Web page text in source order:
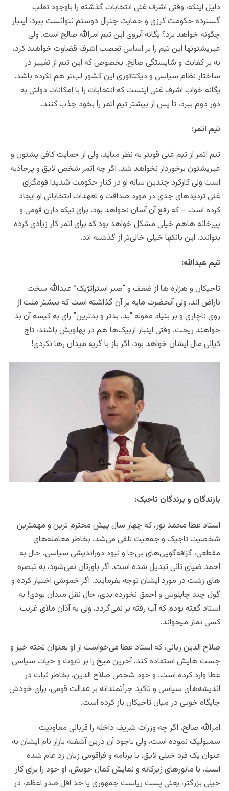
دلیل اینکه، وقتی اشرف غنی انتخابات گذشته را باوجود تقلب
گسترده حکومت کرزی و حمایت جنرال دوستم نتوانست ببرد، اینبار
چگونه خواهد برد؟ یگانه آبروی این تیم امرالله صالح است. ولی
غیرپشتونها این تیم را بر اساس تعصب اشرف قضاوت خواهند کرد،
نه بر کفایت و شایستگی صالح. بخصوص که این تیم از تغییر در
ساختار نظام سیاسی و دیکتاتوری این کشور لب‌تر هم نکرده باشد.
یگانه خواب اشرف غنی اینست که انتخابات را با امکانات دولتی به
دور دوم ببرد، تا پس از بیشتر تیم اتمر را بخود جذب کنند.
تیم اتمر:
تیم اتمر از تیم غنی قویتر به نظر میآید، ولی از حمایت کافی پشتون و
غیرپشتون برخوردار نخواهد شد. اگر چه اتمر شخص لایق و پرجاذبه
است ولی کارکرد چندین ساله او در کنار حکومت شدیدا قومگرای
غنی تردیدهای جدی در مورد صداقت و تعهدات انتخاباتی او ایجاد
کرده است – که رفع آن آسان نخواهد بود. برای تیکه دارن قومی و
پیرخانه هاهم خیلی مشکل خواهد بود که برای اتمر کار زیادی کرده
بتوانند. این بانکها خیلی خالی‌تر از گذشته اند.
تیم عبدالله:
تاجیکان و هزاره ها از ضعف و “صبر استراتژیک” عبدالله سخت
ناراض اند، ولی آنحضرت مایه بر آن گذاشته است که بیشتر ملت از
روی ناچاری و بر بنیاد مقوله “بد، بدتر و بدترین” رای به کیسه آن بد
خواهند ریخت. وقتی اینبار ازبیک‌ها هم در پهلویش باشند، تاج
کیانی مال ایشان خواهد بود، اگر باز با گریه میدان رها نکردی!
بازندگان و برندگان تاجیک:
استاد عطا محمد نور، که چهار سال پیش محترم ترین و مهمترین
شخصیت تاجیک و جمعیت تلقی می‌شد، بخاطر معامله‌های
مقطعی، گزافه‌گویی‌های بی‌جا و نبود دوراندیشی سیاسی، حال به
احمد ضیای ثانی تبدیل شده است. اگر باورتان نمی‌شود، به تبصره
های زشت در مورد ایشان توجه بفرمایید. اگر خموشی اختیار کرده و
گول چند چاپلوس و احمق نخورده بدی، حال نقل میدان بودی! به
استاد گفته بودم که آب رفته بر نمی‌گردد، ولی به آذان ملای غریب
کسی نماز میخواند.
صلاح الدین ربانی، که استاد عطا می‌خواست از او بعنوان تخته خیز و
جست هایش استفاده کند، آخرین میخ را بر تابوت و حیات سیاسی
عطا وارد کرده است. و خود شخص صلاح الدین، بخاطر ثبات در
اندیشه‌های سیاسی و تاکید جرأتمندانه بر عدالت قومی، برای خودش
جایگاه خوبی در میان تاجیکان باز کرده است.
امرالله صالح، اگر چه وزرات شریف داخله را قربانی معاونیت
سمبولیک نموده است، ولی باجود آن درین آشفته بازار نام ایشان به
عنوان یک فرد خیلی لایق، با برنامه و فراقومی زبان زد عام شده
است. با مانورهای زیرکانه و نمایش کمال خویش، او خود را برای کار
خیلی بزرگتر، یعنی پست ریاست جمهوری یا حد اقل صدر اعظم، در